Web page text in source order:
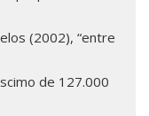
(2002), “entre
de 127.000